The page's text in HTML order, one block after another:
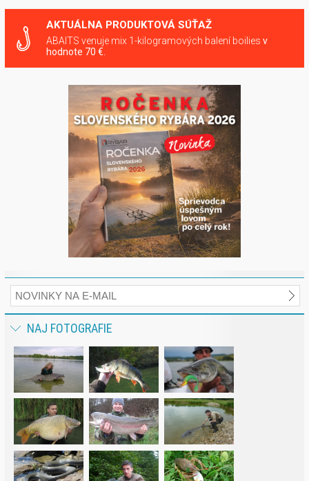
AKTUÁLNA PRODUKTOVÁ SÚŤAŽ
ABAITS venuje mix 1-kilogramových balení boilies v
hodnote 70 €.
NAJ FOTOGRAFIE